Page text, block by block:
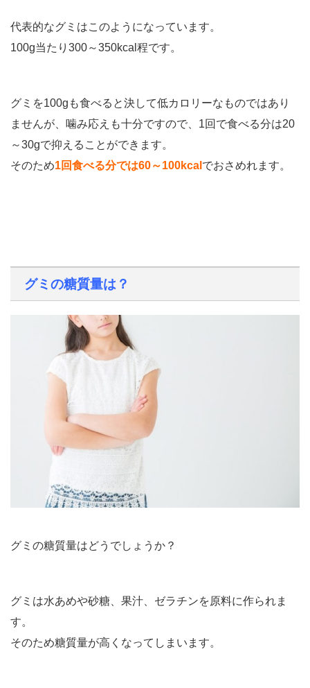
代表的なグミはこのようになっています。
100g当たり300～350kcal程です。
グミを100gも食べると決して低カロリーなものではあり
ませんが、噛み応えも十分ですので、1回で食べる分は20
～30gで抑えることができます。
そのため1回食べる分では60～100kcal でおさめれます。
グミの糖質量は？
グミの糖質量はどうでしょうか？
グミは水あめや砂糖、果汁、ゼラチンを原料に作られま
す。
そのため糖質量が高くなってしまいます。